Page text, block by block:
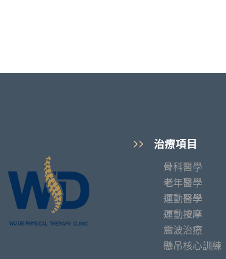
治療項目
骨科醫學
老年醫學
運動醫學
運動按摩
震波治療
懸吊核心訓練